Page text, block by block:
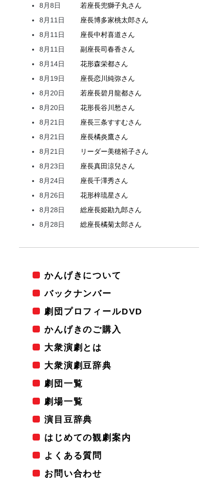
8月8日
若座長兜獅子丸さん
8月11日
座長博多家桃太郎さん
8月11日
座長中村喜道さん
8月11日
副座長司春香さん
8月14日
花形森栄都さん
8月19日
座長恋川純弥さん
8月20日
若座長碧月龍都さん
8月20日
花形長谷川愁さん
8月21日
座長三条すすむさん
8月21日
座長橘炎鷹さん
8月21日
リーダー美穂裕子さん
8月23日
座長真田涼兒さん
8月24日
座長千澤秀さん
8月26日
花形梓琉星さん
8月28日
総座長姫勘九郎さん
8月28日
総座長橘菊太郎さん
かんげきについて
バックナンバー
劇団プロフィールDVD
かんげきのご購入
大衆演劇とは
大衆演劇豆辞典
劇団一覧
劇場一覧
演目豆辞典
はじめての観劇案内
よくある質問
お問い合わせ